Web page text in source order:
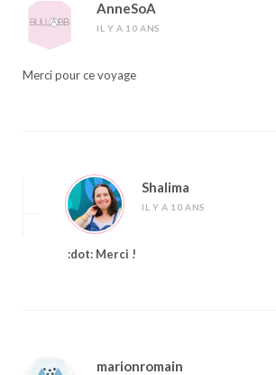
AnneSoA
IL Y A 10 ANS
Merci pour ce voyage
Shalima
IL Y A 10 ANS
:dot: Merci !
marionromain